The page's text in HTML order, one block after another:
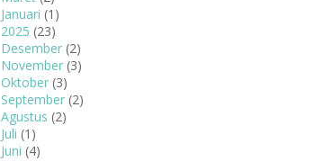
Januari (1)
2025 (23)
Desember (2)
November (3)
Oktober (3)
September (2)
Agustus (2)
Juli (1)
Juni (4)